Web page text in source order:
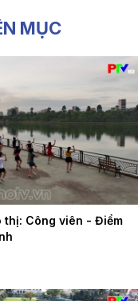
MỤC
thị: Công viên - Điểm